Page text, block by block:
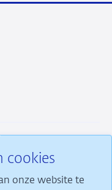
cookies
onze website te
X